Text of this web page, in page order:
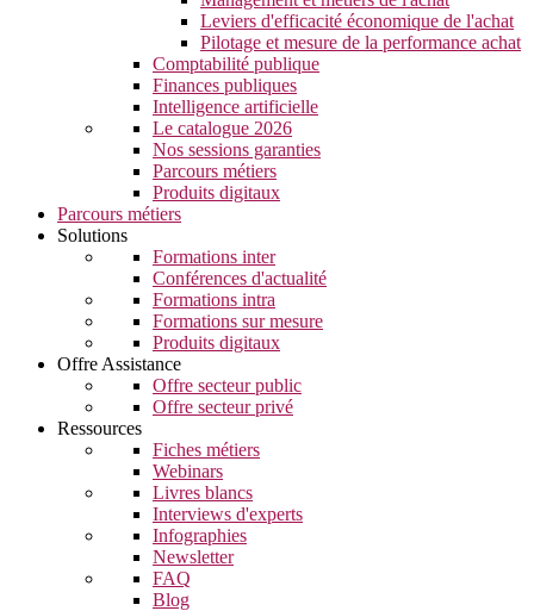
Leviers d'efficacité économique de l'achat
Pilotage et mesure de la performance achat
Comptabilité publique
Finances publiques
Intelligence artificielle
Le catalogue 2026
Nos sessions garanties
Parcours métiers
Produits digitaux
Parcours métiers
Solutions
Formations inter
Conférences d'actualité
Formations intra
Formations sur mesure
Produits digitaux
Offre Assistance
Offre secteur public
Offre secteur privé
Ressources
Fiches métiers
Webinars
Livres blancs
Interviews d'experts
Infographies
Newsletter
FAQ
Blog